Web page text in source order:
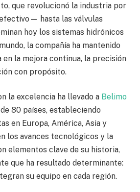
que revolucionó la industria por
hasta las válvulas
hoy los sistemas hidrónicos
la compañía ha mantenido
en la mejora continua, la precisión
con propósito.
la excelencia ha llevado a Belimo
80 países, estableciendo
en Europa, América, Asia y
los avances tecnológicos y la
elementos clave de su historia,
que ha resultado determinante:
su equipo en cada región.